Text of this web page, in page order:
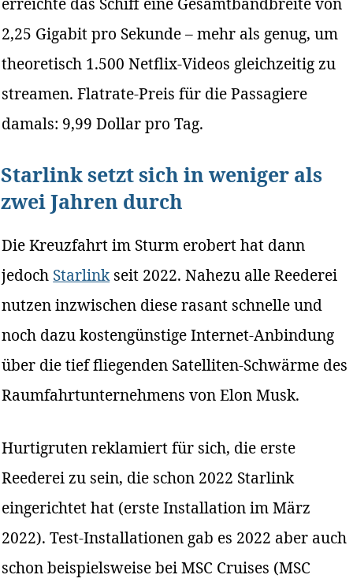
2,25 Gigabit pro Sekunde – mehr als genug, um
theoretisch 1.500 Netflix-Videos gleichzeitig zu
streamen. Flatrate-Preis für die Passagiere
damals: 9,99 Dollar pro Tag.
Starlink setzt sich in weniger als
zwei Jahren durch
Die Kreuzfahrt im Sturm erobert hat dann
jedoch Starlinkseit 2022. Nahezu alle Reederei
nutzen inzwischen diese rasant schnelle und
noch dazu kostengünstige Internet-Anbindung
über die tief fliegenden Satelliten-Schwärme des
Raumfahrtunternehmens von Elon Musk.
Hurtigruten reklamiert für sich, die erste
Reederei zu sein, die schon 2022 Starlink
eingerichtet hat (erste Installation im März
2022). Test-Installationen gab es 2022 aber auch
schon beispielsweise bei MSC Cruises (MSC